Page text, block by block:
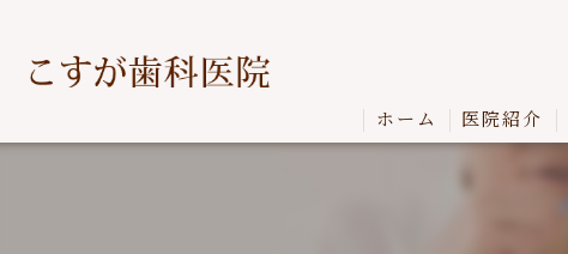
ホーム 医院紹介